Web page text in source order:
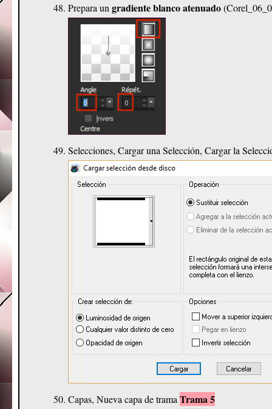
Prepara un gradiente blanco atenuado
Selecciones, Cargar una Selección, Cargar la
Capas, Nueva capa de trama Trama 5